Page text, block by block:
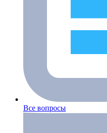
Все вопросы